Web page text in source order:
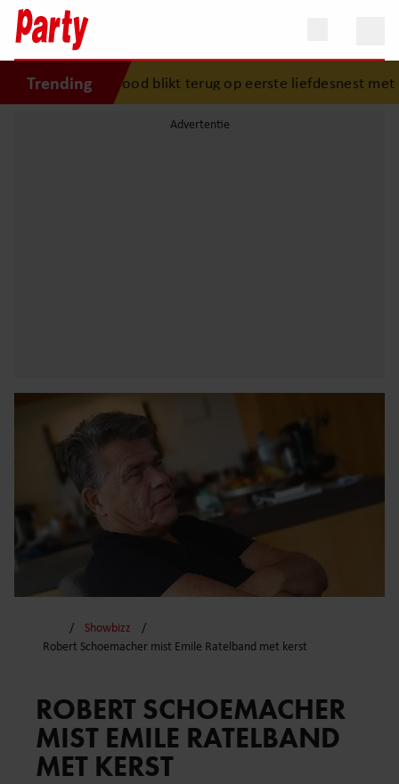
Trending
Brood blikt terug op eerste liefdesnest met Herman
Showbizz
Robert Schoemacher mist Emile Ratelband met kerst
ROBERT SCHOEMACHER
MIST EMILE RATELBAND
MET KERST